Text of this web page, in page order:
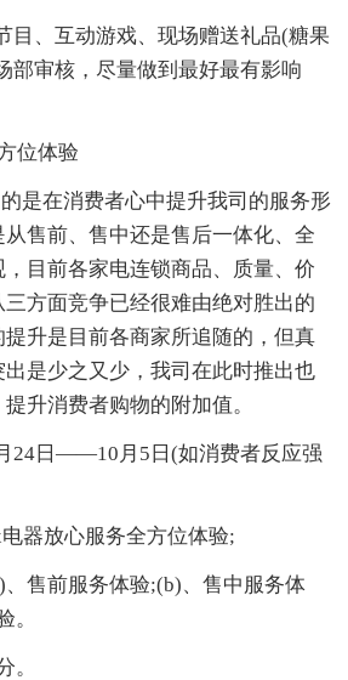
目、互动游戏、现场赠送礼品(糖果
部审核，尽量做到最好最有影响
位体验
是在消费者心中提升我司的服务形
售前、售中还是售后一体化、全
目前各家电连锁商品、质量、价
方面竞争已经很难由绝对胜出的
升是目前各商家所追随的，但真
是少之又少，我司在此时推出也
升消费者购物的附加值。
24日——10月5日(如消费者反应强
器放心服务全方位体验;
、售前服务体验;(b)、售中服务体
。
。